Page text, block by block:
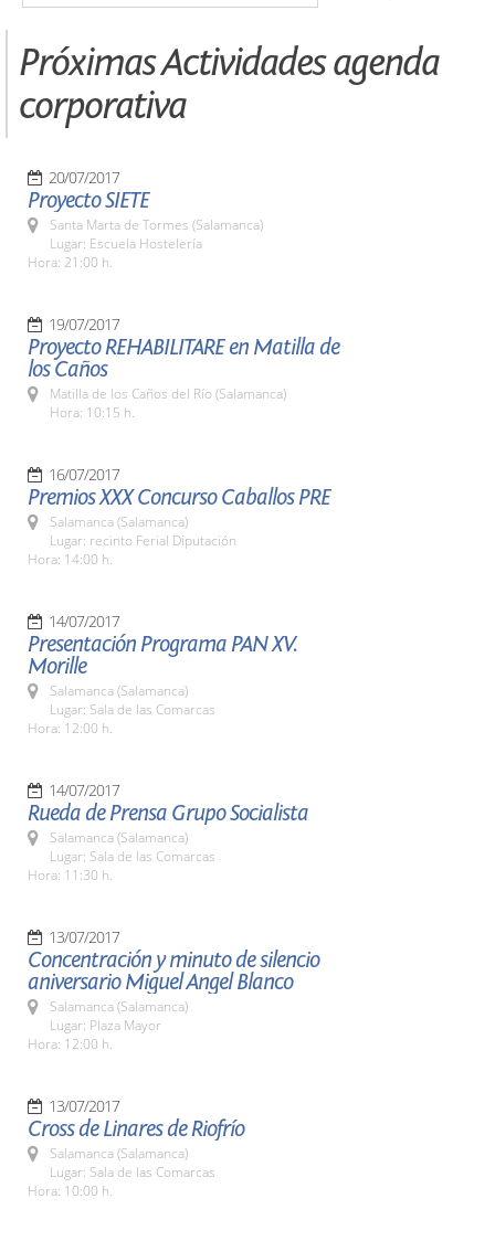
Próximas Actividades agenda
corporativa
20/07/2017
Proyecto SIETE
Santa Marta de Tormes (Salamanca)
Lugar: Escuela Hostelería
Hora: 21:00 h.
19/07/2017
Proyecto REHABILITARE en Matilla de
los Caños
Matilla de los Caños del Río (Salamanca)
Hora: 10:15 h.
16/07/2017
Premios XXX Concurso Caballos PRE
Salamanca (Salamanca)
Lugar: recinto Ferial Diputación
Hora: 14:00 h.
14/07/2017
Presentación Programa PAN XV.
Morille
Salamanca (Salamanca)
Lugar: Sala de las Comarcas
Hora: 12:00 h.
14/07/2017
Rueda de Prensa Grupo Socialista
Salamanca (Salamanca)
Lugar: Sala de las Comarcas
Hora: 11:30 h.
13/07/2017
Concentración y minuto de silencio
aniversario Miguel Angel Blanco
Salamanca (Salamanca)
Lugar: Plaza Mayor
Hora: 12:00 h.
13/07/2017
Cross de Linares de Riofrío
Salamanca (Salamanca)
Lugar: Sala de las Comarcas
Hora: 10:00 h.